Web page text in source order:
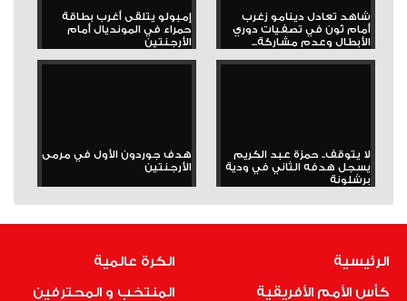
شاهد تعادل دينامو زغرب
أمام ثون في تصفيات دوري
الأبطال وعدم مشاركة...
إمبولو يتلقى أغرب بطاقة
حمراء في المونديال أمام
الأرجنتين
لا يتوقف.. حمزة عبد الكريم
يسجل هدفه الثاني في ودية
برشلونة
هدف جوردون الأول في مرمى
الأرجنتين
الرئيسية
كأس الأمم الأفريقية
الكرة عالمية
المنتخب و المحترفين